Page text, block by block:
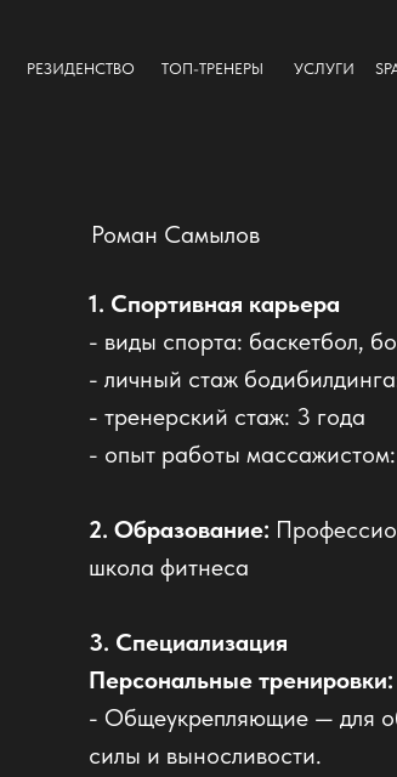
РЕЗИДЕНСТВО ТОП-ТРЕНЕРЫ УСЛУГИ
Роман Самылов
1. Спортивная карьера
- виды спорта: баскетбол,
- личный стаж
- тренерский стаж: 3 года
- опыт работы
2. Образование:
школа фитнеса
3. Специализация
Персональные тренировки:
- Общеукрепляющие — для
силы и выносливости.